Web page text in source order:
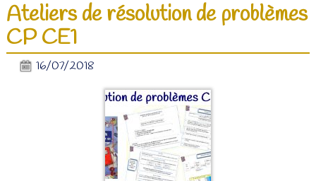
Ateliers de résolution de problèmes
CP CE1
16/07/2018